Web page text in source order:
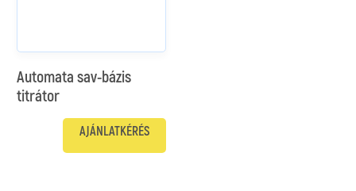
Automata sav-bázis
titrátor
AJÁNLATKÉRÉS